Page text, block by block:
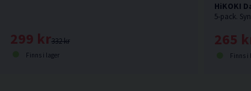
332 kr
299 kr
Finns i lager
HiKOKI
265
Finns i